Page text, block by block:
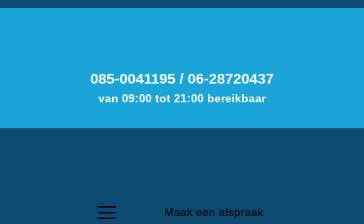
085-0041195 / 06-28720437
van 09:00 tot 21:00 bereikbaar
Maak een afspraak